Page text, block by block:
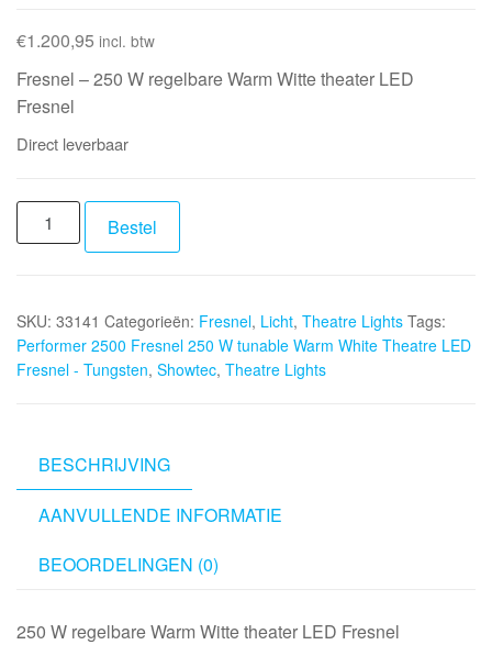
€1.200,95 incl. btw
Fresnel – 250 W regelbare Warm Witte theater LED
Fresnel
Direct leverbaar
SHOWTEC
Performer
250
W
tunable
Theatre
LED
Fresnel
Tungsten
Bestel
SKU: 33141 Categorieën: Fresnel, Licht, Theatre Lights Tags:
Performer 2500 Fresnel 250 W tunable Warm White Theatre LED
Fresnel - Tungsten, Showtec, Theatre Lights
BESCHRIJVING
AANVULLENDE INFORMATIE
BEOORDELINGEN (0)
250 W regelbare Warm Witte theater LED Fresnel